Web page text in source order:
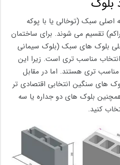
بلوک
سبک (توخالی یا با پوکه
تقسیم می شوند. برای ساختمان
بلوک های سبک (بلوک سیمانی
سانتی متر) انتخاب مناسب تری است. زیرا این
تری هستند. اما در مقابل
های سنگین انتخابی اقتصادی تر
بلوک های دو جداره یا سه
کنید.